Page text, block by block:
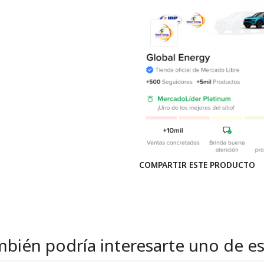
COMPARTIR ESTE PRODUCTO
podría interesarte uno de